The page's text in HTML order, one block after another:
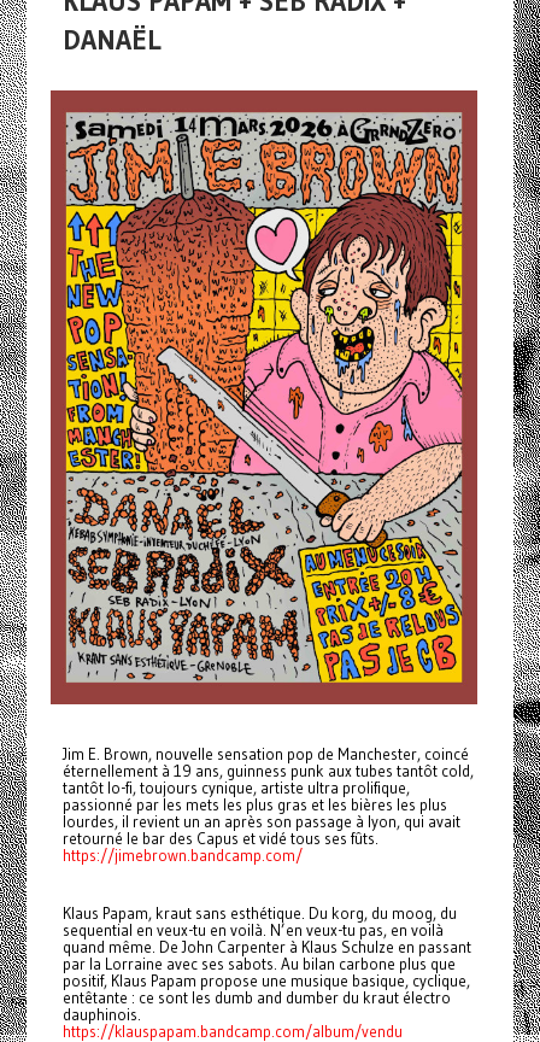
DANAËL
Jim E. Brown, nouvelle sensation pop de Manchester, coincé
éternellement à 19 ans, guinness punk aux tubes tantôt cold,
tantôt lo-fi, toujours cynique, artiste ultra prolifique,
passionné par les mets les plus gras et les bières les plus
lourdes, il revient un an après son passage à lyon, qui avait
retourné le bar des Capus et vidé tous ses fûts.
https://jimebrown.bandcamp.com/
Klaus Papam, kraut sans esthétique. Du korg, du moog, du
sequential en veux-tu en voilà. N’en veux-tu pas, en voilà
quand même. De John Carpenter à Klaus Schulze en passant
par la Lorraine avec ses sabots. Au bilan carbone plus que
positif, Klaus Papam propose une musique basique, cyclique,
entêtante : ce sont les dumb and dumber du kraut électro
dauphinois.
https://klauspapam.bandcamp.com/album/vendu